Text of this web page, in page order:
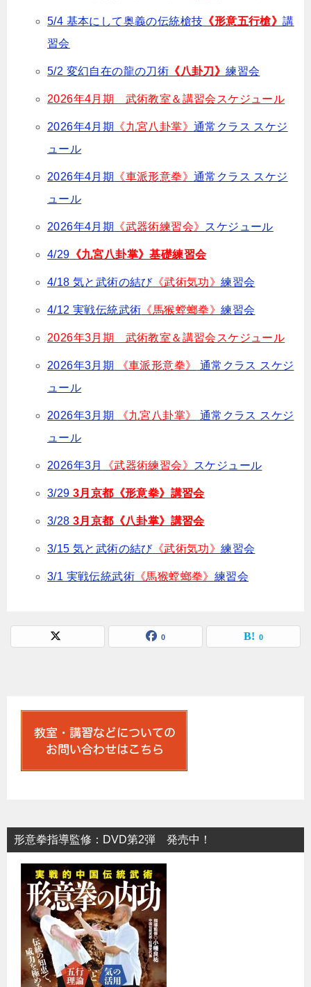
5/4 基本にして奥義の伝統槍技 《形意五行槍》講
習会
5/2 変幻自在の龍の刀術 《八卦刀》練習会
2026年4月期 武術教室＆講習会スケジュール
2026年4月期 《九宮八卦掌》通常クラス スケジ
ュール
2026年4月期 《車派形意拳》通常クラス スケジ
ュール
2026年4月期 《武器術練習会》 スケジュール
4/29 《九宮八卦掌》基礎練習会
4/18 気と武術の結び《武術気功》練習会
4/12 実戦伝統武術 《馬猴螳螂拳》練習会
2026年3月期 武術教室＆講習会スケジュール
2026年3月期 《車派形意拳》
通常クラス スケジ
ュール
2026年3月期 《九宮八卦掌》
通常クラス スケジ
ュール
2026年3月 《武器術練習会》 スケジュール
3/29 3月 京都《形意拳》講習会
3/28 3月京都《八卦掌》講習会
3/15 気と武術の結び《武術気功》練習会
3/1 実戦伝統武術 《馬猴螳螂拳》 練習会
0 0
形意拳指導監修：DVD第2弾 発売中！